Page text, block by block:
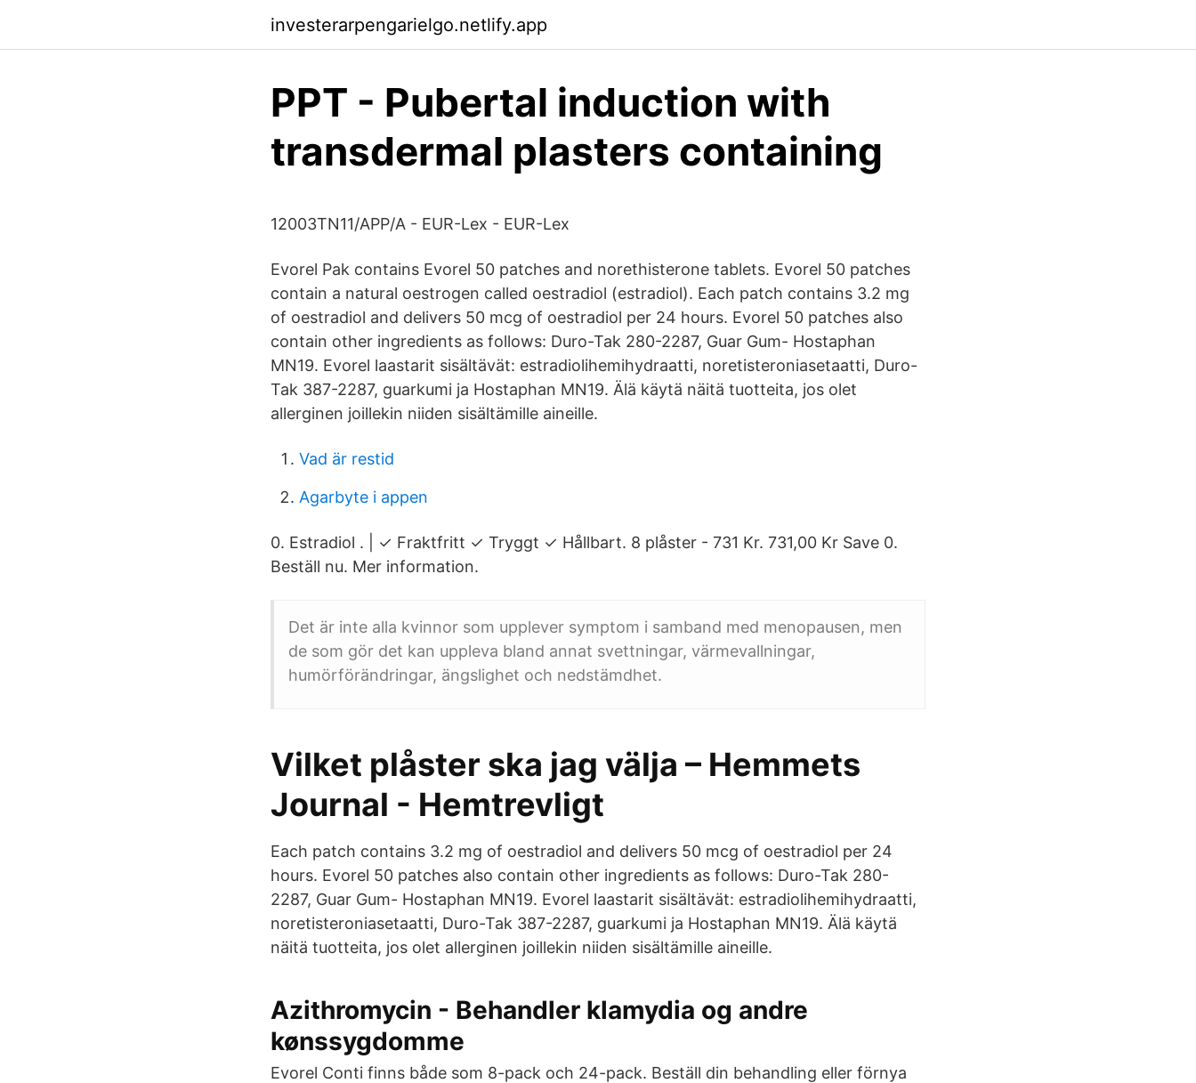
investerarpengarielgo.netlify.app
PPT - Pubertal induction with
transdermal plasters containing
12003TN11/APP/A - EUR-Lex - EUR-Lex
Evorel Pak contains Evorel 50 patches and norethisterone tablets. Evorel 50 patches
contain a natural oestrogen called oestradiol (estradiol). Each patch contains 3.2 mg
of oestradiol and delivers 50 mcg of oestradiol per 24 hours. Evorel 50 patches also
contain other ingredients as follows: Duro-Tak 280-2287, Guar Gum- Hostaphan
MN19. Evorel laastarit sisältävät: estradiolihemihydraatti, noretisteroniasetaatti, Duro-
Tak 387-2287, guarkumi ja Hostaphan MN19. Älä käytä näitä tuotteita, jos olet
allerginen joillekin niiden sisältämille aineille.
Vad är restid
Agarbyte i appen
0. Estradiol . | ✓ Fraktfritt ✓ Tryggt ✓ Hållbart. 8 plåster - 731 Kr. 731,00 Kr Save 0.
Beställ nu. Mer information.
Det är inte alla kvinnor som upplever symptom i samband med menopausen, men
de som gör det kan uppleva bland annat svettningar, värmevallningar,
humörförändringar, ängslighet och nedstämdhet.
Vilket plåster ska jag välja – Hemmets
Journal - Hemtrevligt
Each patch contains 3.2 mg of oestradiol and delivers 50 mcg of oestradiol per 24
hours. Evorel 50 patches also contain other ingredients as follows: Duro-Tak 280-
2287, Guar Gum- Hostaphan MN19. Evorel laastarit sisältävät: estradiolihemihydraatti,
noretisteroniasetaatti, Duro-Tak 387-2287, guarkumi ja Hostaphan MN19. Älä käytä
näitä tuotteita, jos olet allerginen joillekin niiden sisältämille aineille.
Azithromycin - Behandler klamydia og andre
kønssygdomme
Evorel Conti finns både som 8-pack och 24-pack. Beställ din behandling eller förnya